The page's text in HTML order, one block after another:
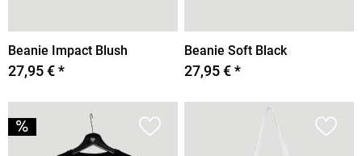
Beanie Impact Blush
27,95 € *
Beanie Soft Black
27,95 € *